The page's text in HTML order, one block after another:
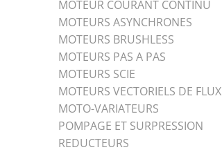
MOTEUR COURANT CONTINU
MOTEURS ASYNCHRONES
MOTEURS BRUSHLESS
MOTEURS PAS A PAS
MOTEURS SCIE
MOTEURS VECTORIELS DE FLUX
MOTO-VARIATEURS
POMPAGE ET SURPRESSION
REDUCTEURS